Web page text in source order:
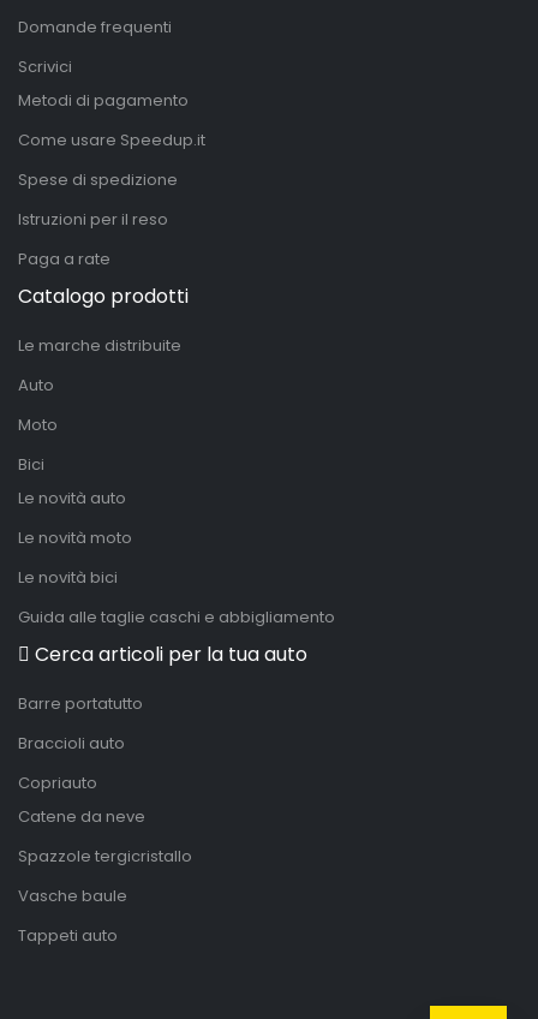
Domande frequenti
Scrivici
Metodi di pagamento
Come usare Speedup.it
Spese di spedizione
Istruzioni per il reso
Paga a rate
Catalogo prodotti
Le marche distribuite
Auto
Moto
Bici
Le novità auto
Le novità moto
Le novità bici
Guida alle taglie caschi e abbigliamento
Cerca articoli per la tua auto
Barre portatutto
Braccioli auto
Copriauto
Catene da neve
Spazzole tergicristallo
Vasche baule
Tappeti auto